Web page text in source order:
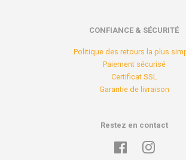
CONFIANCE & SÉCURITÉ
Politique des retours la plus
Paiement sécurisé
Certificat SSL
Garantie de livraison
Restez en contact
FacebookInstagram